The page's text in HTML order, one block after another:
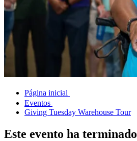
Página inicial
Eventos
Giving Tuesday Warehouse Tour
Este evento ha terminado